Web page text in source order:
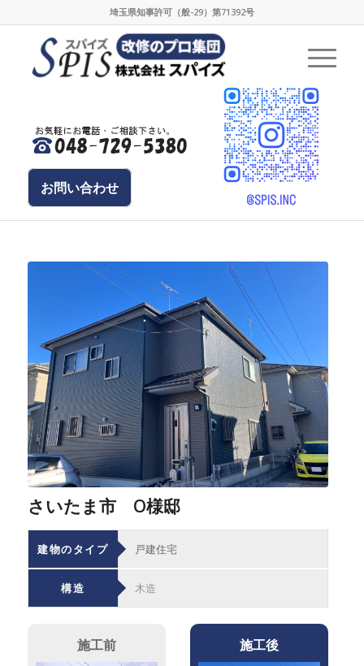
埼玉県知事許可（般-29）第71392号
お問い合わせ
さいたま市 O様邸
建物のタイプ 戸建住宅
構造 木造
施工前 施工後